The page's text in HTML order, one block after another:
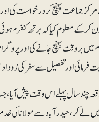
جماعت پہنچ کر درخواست کی
کرکے معلوم کیا کہ برتھ کنفرم
میں بروقت پہنچ جانے کی اور
اور تفصیل سے سفر کی
چند سال پہلے اس وقت پیش آیا،
لے کر ، حیدرآباد سے مولانا